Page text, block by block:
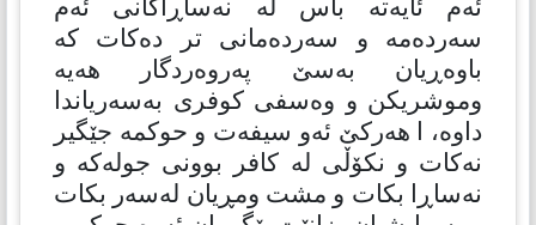
ئەم ئایەتە باس لە نەساڕاكانی ئەم
سەردەمە و سەردەمانی تر دەكات كە
باوەڕیان بەسێ پەروەردگار هەیە
وموشریكن و وەسفی كوفری بەسەریاندا
داوە، ا هەركێ ئەو سیفەت و حوكمە جێگیر
نەكات و نكۆڵی لە كافر بوونی جولەكە و
نەساڕا بكات و مشت ومڕیان لەسەر بكات